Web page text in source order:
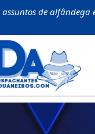
de alfândega